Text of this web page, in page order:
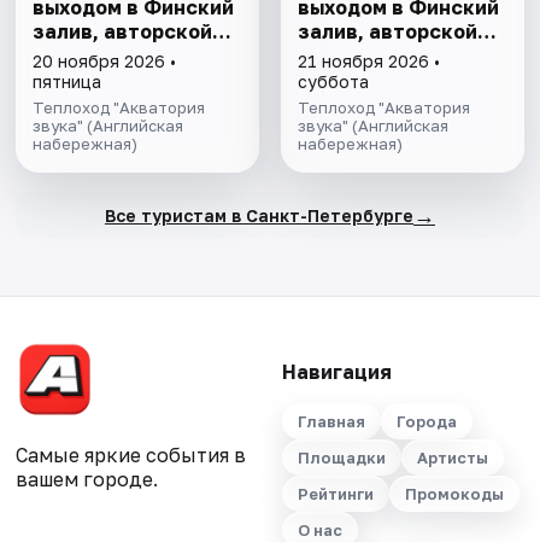
выходом в Финский
залив, авторской
экскурсией и живой
музыкой
20 ноября 2026 •
пятница
Теплоход "Акватория
звука" (Английская
набережная)
выходом в Финский
залив, авторской
экскурсией и живой
музыкой
21 ноября 2026 •
суббота
Теплоход "Акватория
звука" (Английская
набережная)
Все туристам в Санкт-Петербурге →
Самые яркие события в
вашем городе.
Навигация
Главная
Города
Площадки
Артисты
Рейтинги
Промокоды
О нас